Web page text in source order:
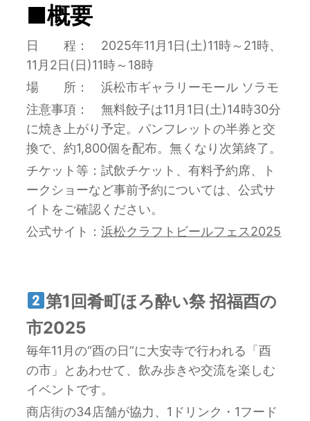
■概要
日 程： 2025年11月1日(土)11時～21時、
11月2日(日)11時～18時
場 所： 浜松市ギャラリーモール ソラモ
注意事項： 無料餃子は11月1日(土)14時30分
に焼き上がり予定。パンフレットの半券と交
換で、約1,800個を配布。無くなり次第終了。
チケット等：試飲チケット、有料予約席、ト
ークショーなど事前予約については、公式サ
イトをご確認ください。
公式サイト：浜松クラフトビールフェス2025
第1回肴町ほろ酔い祭 招福酉の
市2025
毎年11月の“酉の日”に大安寺で行われる「酉
の市」とあわせて、飲み歩きや交流を楽しむ
イベントです。
商店街の34店舗が協力、1ドリンク・1フード